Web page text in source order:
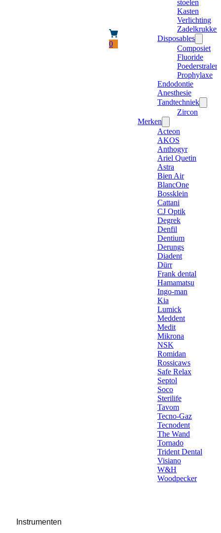
0
stoelen
Kasten
Verlichting
Zadelkrukken
Disposables
Composiet
Fluoride
Poederstraler
Prophylaxe
Endodontie
Anesthesie
Tandtechniek
Zircon
Merken
Acteon
AKOS
Anthogyr
Ariel Quetin
Astra
Bien Air
BlancOne
Bossklein
Cattani
CJ Optik
Degrek
Denfil
Dentium
Derungs
Diadent
Dürr
Frank dental
Hamamatsu
Ingo-man
Kia
Lumick
Meddent
Medit
Mikrona
NSK
Romidan
Rossicaws
Safe Relax
Septol
Soco
Sterilife
Tavom
Tecno-Gaz
Tecnodent
The Wand
Tornado
Trident Dental
Visiano
W&H
Woodpecker
Instrumenten